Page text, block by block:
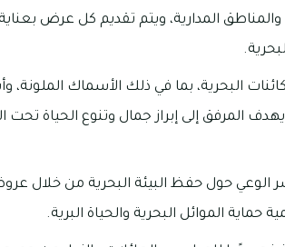
المدارية، ويتم تقديم كل عرض بعناية
البحرية، بما في ذلك الأسماك الملونة،
المرفق إلى إبراز جمال وتنوع الحياة تحت
الوعي حول حفظ البيئة البحرية من خلال
حماية الموائل البحرية والحياة البرية.